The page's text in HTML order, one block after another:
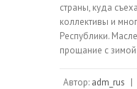
страны, куда
коллективы и
Республики.
прощание с
Автор: adm_rus |